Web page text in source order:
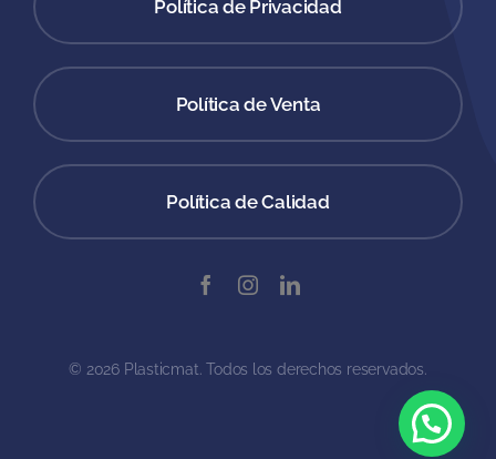
Política de Privacidad
Política de Venta
Política de Calidad
© 2026 Plasticmat. Todos los derechos reservados.